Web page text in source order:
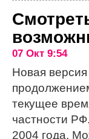
07 Окт 9:54
Новая
текущее
частности
2004 года.